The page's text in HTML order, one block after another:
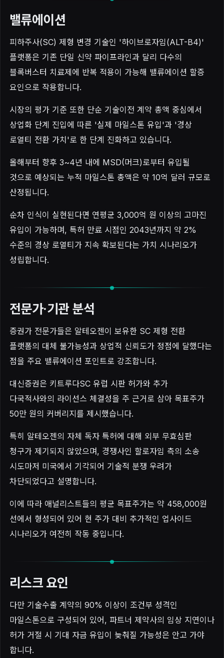
밸류에이션
피하주사(SC) 제형 변경 기술인 '하이브로자임(ALT-B4)'
플랫폼은 기존 단일 신약 파이프라인과 달리 다수의
블록버스터 치료제에 반복 적용이 가능해 밸류에이션 할증
요인으로 작용합니다.
시장의 평가 기준 또한 단순 기술이전 계약 총액 중심에서
상업화 단계 진입에 따른 '실제 마일스톤 유입'과 '경상
로열티 전환 가치'로 한 단계 진화하고 있습니다.
올해부터 향후 3~4년 내에 MSD(머크)로부터 유입될
것으로 예상되는 누적 마일스톤 총액은 약 10억 달러 규모로
산정됩니다.
순차 인식이 실현된다면 연평균 3,000억 원 이상의 고마진
유입이 가능하며, 특허 만료 시점인 2043년까지 약 2%
수준의 경상 로열티가 지속 확보된다는 가치 시나리오가
성립합니다.
전문가·기관 분석
증권가 전문가들은 알테오젠이 보유한 SC 제형 전환
플랫폼의 대체 불가능성과 상업적 신뢰도가 정점에 달했다는
점을 주요 밸류에이션 포인트로 강조합니다.
대신증권은 키트루다SC 유럽 시판 허가와 추가
다국적사와의 라이선스 체결성을 주 근거로 삼아 목표주가
50만 원의 커버리지를 제시했습니다.
특히 알테오젠의 자체 독자 특허에 대해 외부 무효심판
청구가 제기되지 않았으며, 경쟁사인 할로자임 측의 소송
시도마저 미국에서 기각되어 기술적 분쟁 우려가
차단되었다고 설명합니다.
이에 따라 애널리스트들의 평균 목표주가는 약 458,000원
선에서 형성되어 있어 현 주가 대비 추가적인 업사이드
시나리오가 여전히 작동 중입니다.
리스크 요인
다만 기술수출 계약의 90% 이상이 조건부 성격인
마일스톤으로 구성되어 있어, 파트너 제약사의 임상 지연이나
허가 거절 시 기대 자금 유입이 늦춰질 가능성은 안고 가야
합니다.